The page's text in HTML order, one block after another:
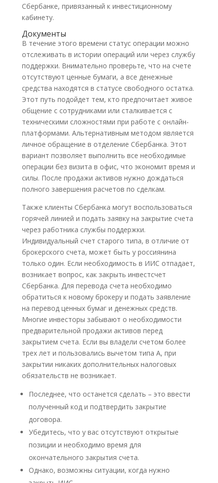
Сбербанке, привязанный к инвестиционному
кабинету.
Документы
В течение этого времени статус операции можно
отслеживать в истории операций или через службу
поддержки. Внимательно проверьте, что на счете
отсутствуют ценные бумаги, а все денежные
средства находятся в статусе свободного остатка.
Этот путь подойдет тем, кто предпочитает живое
общение с сотрудниками или сталкивается с
техническими сложностями при работе с онлайн-
платформами. Альтернативным методом является
личное обращение в отделение Сбербанка. Этот
вариант позволяет выполнить все необходимые
операции без визита в офис, что экономит время и
силы. После продажи активов нужно дождаться
полного завершения расчетов по сделкам.
Также клиенты Сбербанка могут воспользоваться
горячей линией и подать заявку на закрытие счета
через работника службы поддержки.
Индивидуальный счет старого типа, в отличие от
брокерского счета, может быть у россиянина
только один. Если необходимость в ИИС отпадает,
возникает вопрос, как закрыть инвестсчет
Сбербанка. Для перевода счета необходимо
обратиться к новому брокеру и подать заявление
на перевод ценных бумаг и денежных средств.
Многие инвесторы забывают о необходимости
предварительной продажи активов перед
закрытием счета. Если вы владели счетом более
трех лет и пользовались вычетом типа А, при
закрытии никаких дополнительных налоговых
обязательств не возникает.
Последнее, что останется сделать – это ввести
полученный код и подтвердить закрытие
договора.
Убедитесь, что у вас отсутствуют открытые
позиции и необходимо время для
окончательного закрытия счета.
Однако, возможны ситуации, когда нужно